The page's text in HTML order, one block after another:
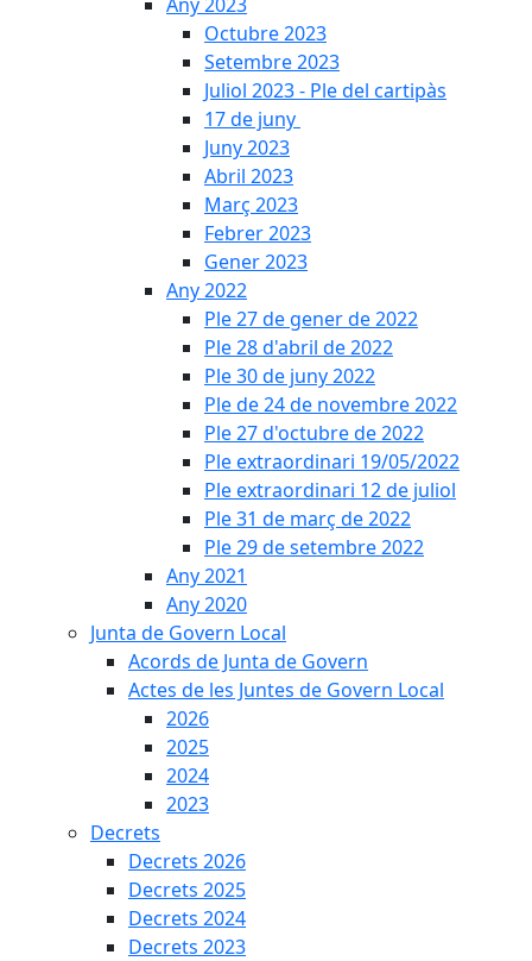
Octubre 2023
Setembre 2023
Juliol 2023 - Ple del cartipàs
17 de juny
Juny 2023
Abril 2023
Març 2023
Febrer 2023
Gener 2023
Any 2022
Ple 27 de gener de 2022
Ple 28 d'abril de 2022
Ple 30 de juny 2022
Ple de 24 de novembre 2022
Ple 27 d'octubre de 2022
Ple extraordinari 19/05/2022
Ple extraordinari 12 de juliol
Ple 31 de març de 2022
Ple 29 de setembre 2022
Any 2021
Any 2020
Junta de Govern Local
Acords de Junta de Govern
Actes de les Juntes de Govern Local
2026
2025
2024
2023
Decrets
Decrets 2026
Decrets 2025
Decrets 2024
Decrets 2023